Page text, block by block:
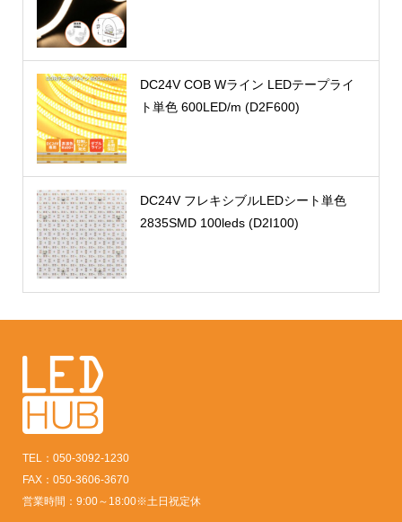
DC24V COB Wライン LEDテープライ
ト単色 600LED/m (D2F600)
DC24V フレキシブルLEDシート単色
2835SMD 100leds (D2I100)
TEL：050-3092-1230
FAX：050-3606-3670
営業時間：9:00～18:00※土日祝定休